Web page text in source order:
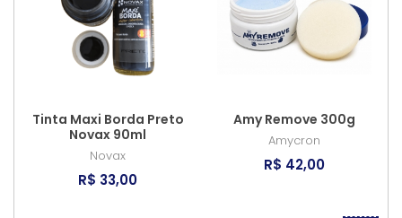
Tinta Maxi Borda Preto
Novax 90ml
Novax
R$ 33,00
Amy Remove 300g
Amycron
R$ 42,00